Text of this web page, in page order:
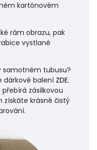
kartónovém
rám obrazu, pak
vystlané
samotném tubusu?
dárkové balení ZDE.
zásilkovou
krásně čistý